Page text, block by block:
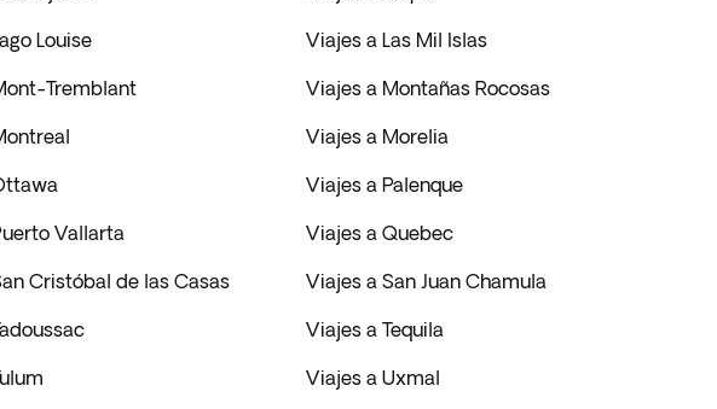
Louise Viajes a Las Mil Islas
Tremblant Viajes a Montañas Rocosas
Viajes a Morelia
Viajes a Palenque
Vallarta Viajes a Quebec
Cristóbal de las Casas Viajes a San Juan Chamula
Viajes a Tequila
Viajes a Uxmal